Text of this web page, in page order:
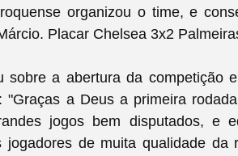
organizou o time, e
Placar Chelsea 3x2
sobre a abertura da competição
"Graças a Deus a primeira
jogos bem disputados, e
jogadores de muita qualidade da